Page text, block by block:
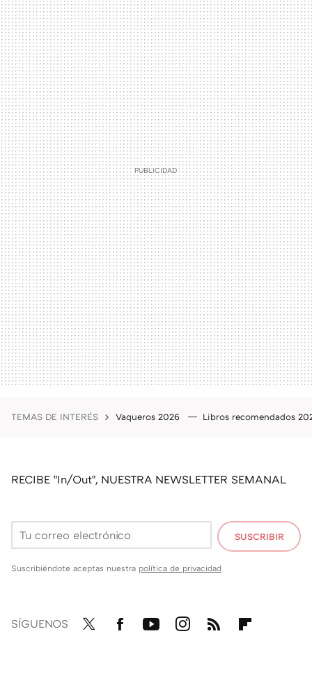
TEMAS DE INTERÉS Vaqueros 2026 Libros recomendados
RECIBE "In/Out", NUESTRA NEWSLETTER SEMANAL
SUSCRIBIR
Suscribiéndote aceptas nuestra política de privacidad
SÍGUENOS